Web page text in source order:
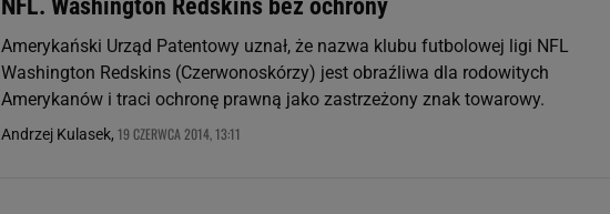
NFL. Washington Redskins bez ochrony
Amerykański Urząd Patentowy uznał, że nazwa klubu futbolowej ligi NFL
Washington Redskins (Czerwonoskórzy) jest obraźliwa dla rodowitych
Amerykanów i traci ochronę prawną jako zastrzeżony znak towarowy.
Andrzej Kulasek, 19 CZERWCA 2014, 13:11